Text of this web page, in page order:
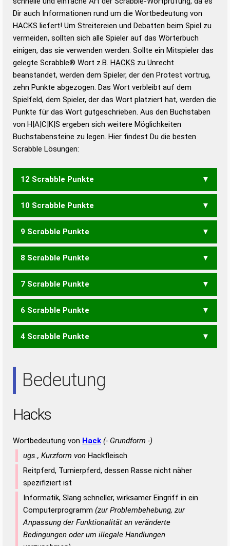
Wortanalyse-Algorithmus gute Anhaltspunkte zu
Wortbedeutung, Worttrennung und Wortform, um die
Gültigkeit eines Wortes für das Scrabble-Spiel zu
bestimmen!
zugelassene Turnier Scrabble-
Wörterbücher sind:
Duden – Standardwerk in 12 Bänden
Duden – Richtiges und gutes
Deutsch
Duden – Die deutsche Grammatik
Duden – Deutsches
Dir auch Informationen rund um die Wortbedeutung von
HACKS liefert! Um Streitereien und Debatten beim Spiel zu
vermeiden, sollten sich alle Spieler auf das Wörterbuch
einigen, das sie verwenden werden. Sollte ein Mitspieler das
gelegte Scrabble® Wort z.B. HACKS zu Unrecht
beanstandet, werden dem Spieler, der den Protest vortrug,
zehn Punkte abgezogen. Das Wort verbleibt auf dem
Spielfeld, dem Spieler, der das Wort platziert hat, werden die
Punkte für das Wort gutgeschrieben. Aus den Buchstaben
von H|A|C|K|S ergeben sich weitere Möglichkeiten
Buchstabensteine zu legen. Hier findest Du die besten
Scrabble Lösungen:
12 Scrabble Punkte
KASCH
10 Scrabble Punkte
SACK
9 Scrabble Punkte
KSC
8 Scrabble Punkte
ACHS ASCH CASH
7 Scrabble Punkte
ACH HAK SCH
6 Scrabble Punkte
SKA
4 Scrabble Punkte
Bedeutung
Hacks
Wortbedeutung von Hack (- Grundform -)
ugs., Kurzform von Hackfleisch
Reitpferd, Turnierpferd, dessen Rasse nicht näher
spezifiziert ist
Informatik, Slang schneller, wirksamer Eingriff in ein
Computerprogramm (zur Problembehebung, zur
Anpassung der Funktionalität an veränderte
Bedingungen oder um illegale Handlungen